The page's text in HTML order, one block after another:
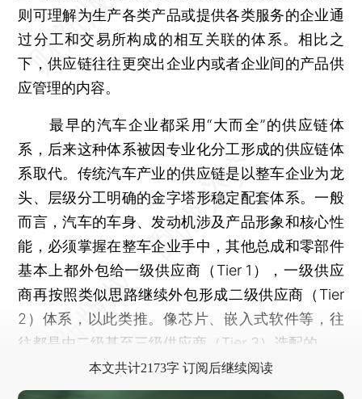
则可理解为生产各类产品或提供各类服务的企业通
过分工和交易所构成的相互关联的体系。相比之
下，供应链往往更突出企业内或者企业间的产品供
应管理的内容。
最早的汽车企业都采用“大而全”的供应链体
系，后来这种体系被因专业化分工形成的供应链体
系取代。传统汽车产业的供应链是以整车企业为龙
头、层级分工明确的金字塔形稳定配套体系。一般
而言，汽车的车身、发动机涉及产品形象和核心性
能，必须掌握在整车企业手中，其他总成和零部件
基本上都外包给一级供应商（Tier 1），一级供应
商再按照类似思路继续外包形成二级供应商（Tier
2）体系，以此类推。像芯片、嵌入式软件等，往
往都是由二级甚至三级供应商（Tier 3）选配的。
本文共计2173字 订阅后继续阅读